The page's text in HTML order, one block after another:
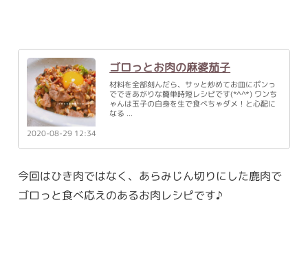
ゴロっとお肉の麻婆茄子
材料を全部刻んだら、サッと炒めてお皿にポンっ
でできあがりな簡単時短レシピです(*^^*) ワンち
ゃんは玉子の白身を生で食べちゃダメ！と心配に
なる
2020-08-29 12:34
今回はひき肉ではなく、あらみじん切りにした鹿肉で
ゴロっと食べ応えのあるお肉レシピです♪